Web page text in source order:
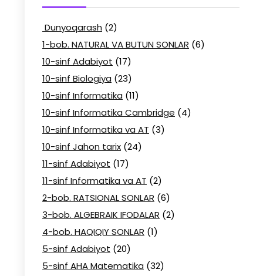
Dunyoqarash (2)
1-bob. NATURAL VA BUTUN SONLAR (6)
10-sinf Adabiyot (17)
10-sinf Biologiya (23)
10-sinf Informatika (11)
10-sinf Informatika Cambridge (4)
10-sinf Informatika va AT (3)
10-sinf Jahon tarix (24)
11-sinf Adabiyot (17)
11-sinf Informatika va AT (2)
2-bob. RATSIONAL SONLAR (6)
3-bob. ALGEBRAIK IFODALAR (2)
4-bob. HAQIQIY SONLAR (1)
5-sinf Adabiyot (20)
5-sinf AHA Matematika (32)